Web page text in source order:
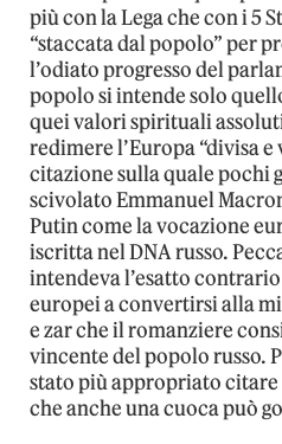
più con la Lega che con i 5
“staccata dal popolo” per
l’odiato progresso del
popolo si intende solo
quei valori spirituali
redimere l’Europa “divisa
citazione sulla quale pochi
scivolato Emmanuel
Putin come la vocazione
iscritta nel DNA russo.
intendeva l’esatto
europei a convertirsi alla
e zar che il romanziere
vincente del popolo russo.
stato più appropriato citare
che anche una cuoca può